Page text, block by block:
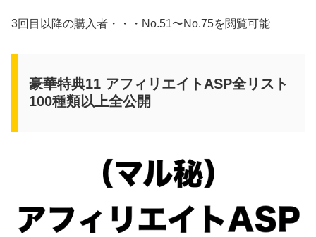
3回目以降の購入者・・・No.51〜No.75を閲覧可能
豪華特典11 アフィリエイトASP全リスト
100種類以上全公開